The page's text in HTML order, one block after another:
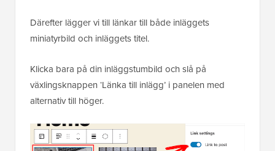
Därefter lägger vi till länkar till både inläggets
miniatyrbild och inläggets titel.
Klicka bara på din inläggstumbild och slå på
växlingsknappen ‘Länka till inlägg’ i panelen med
alternativ till höger.